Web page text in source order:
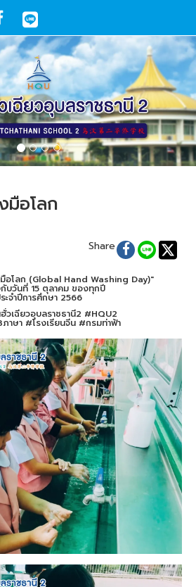
มือโลก
Share
อโลก (Global Hand Washing Day)"
บวันที่ 15 ตุลาคม ของทุกปี
ะจำปีการศึกษา 2566
วเฉียวอุบลราชธานี2 #HQU2
ภาษา #โรงเรียนจีน #กรมท่าฟ้า